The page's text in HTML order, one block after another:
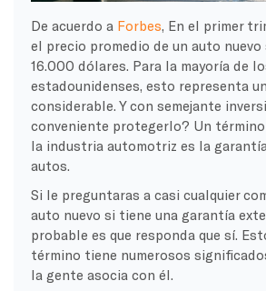
De acuerdo a Forbes , En el primer
el precio promedio de un auto nuevo
16.000 dólares. Para la mayoría de
estadounidenses, esto representa
considerable. Y con semejante
conveniente protegerlo? Un
la industria automotriz es la
autos.
Si le preguntaras a casi cualquier
auto nuevo si tiene una garantía
probable es que responda que sí.
término tiene numerosos
la gente asocia con él.